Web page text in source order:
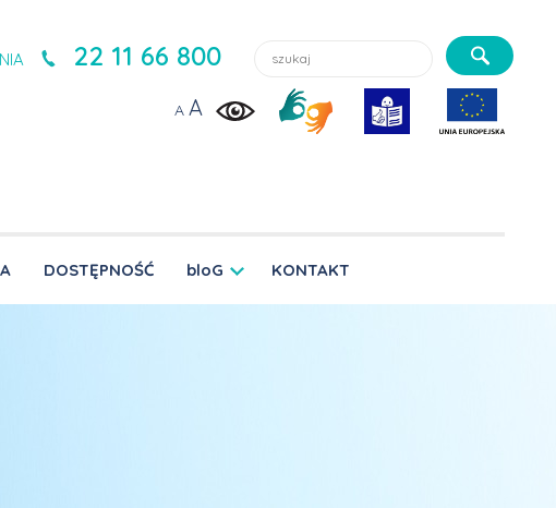
22 11 66 800 Szukaj lekarzy, usługi, aktualności:
A A
DOSTĘPNOŚĆ bloG KONTAKT